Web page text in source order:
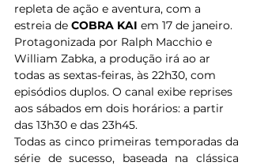
repleta de ação e aventura, com a
estreia de COBRA KAI em 17 de janeiro.
Protagonizada por Ralph Macchio e
William Zabka, a produção irá ao ar
todas as sextas-feiras, às 22h30, com
episódios duplos. O canal exibe reprises
aos sábados em dois horários: a partir
das 13h30 e das 23h45.
Todas as cinco primeiras temporadas da
série de sucesso, baseada na clássica